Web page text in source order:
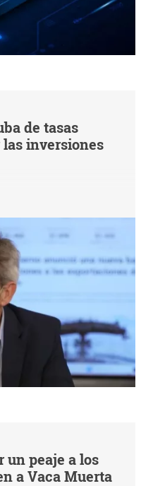
de tasas
inversiones
un peaje a los
a Vaca Muerta